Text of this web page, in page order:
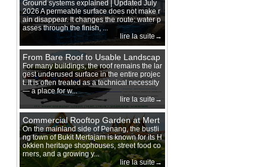
urface During Heavy Rain?
Ground systems explained | Updated July
2026 A permeable surface does not make r
ain disappear. It changes the route: water p
asses through the finish, ...
lire la suite→
From Bare Roof to Usable Landscap
e: Designing with 200 mm Green Ro
of Trays
For many buildings, the roof remains the lar
gest underused surface in the entire projec
t. It is often treated as a technical necessity
— a place for w...
lire la suite→
Commercial Rooftop Garden at Mert
ajam Urban Mall, Penang Mainland
On the mainland side of Penang, the bustli
ng town of Bukit Mertajam is known for its H
okkien heritage shophouses, street food co
rners, and a growing y...
lire la suite→